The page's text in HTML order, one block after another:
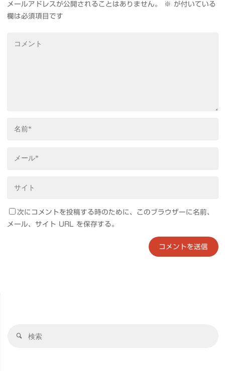
メールアドレスが公開されることはありません。 ※ が付いている
欄は必須項目です
次にコメントを投稿する時のために、このブラウザーに名前、
メール、サイト URL を保存する。
検